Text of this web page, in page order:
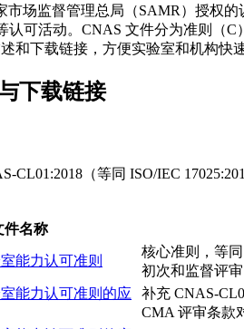
场监督管理总局（SAMR）授权
认可活动。CNAS 文件分为准则（
和下载链接，方便实验室和机构快
下载链接
CL01:2018（等同 ISO/IEC
件名称
能力认可准则
核心准则，等
初次和监督评审
能力认可准则的应
补充 CNAS-
CMA 评审条款